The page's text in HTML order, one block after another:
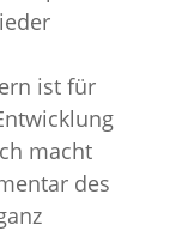
ist für
macht
des